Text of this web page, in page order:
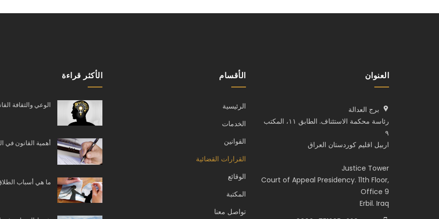
العنوان
برج العدالة
رئاسة محكمة الاستئناف. الطابق ١١، المكتب
٩
اربيل اقليم كوردستان العراق
Justice Tower
Court of Appeal Presidency. 11th Floor,
Office 9
Erbil. Iraq
الأقسام
الرئيسية
الخدمات
القوانين
القرارات القضائية
الوقائع
المكتبة
تواصل معنا
الأكثر قراءة
الوعي والثقافة
أهمية القانون في
ما هي أسباب